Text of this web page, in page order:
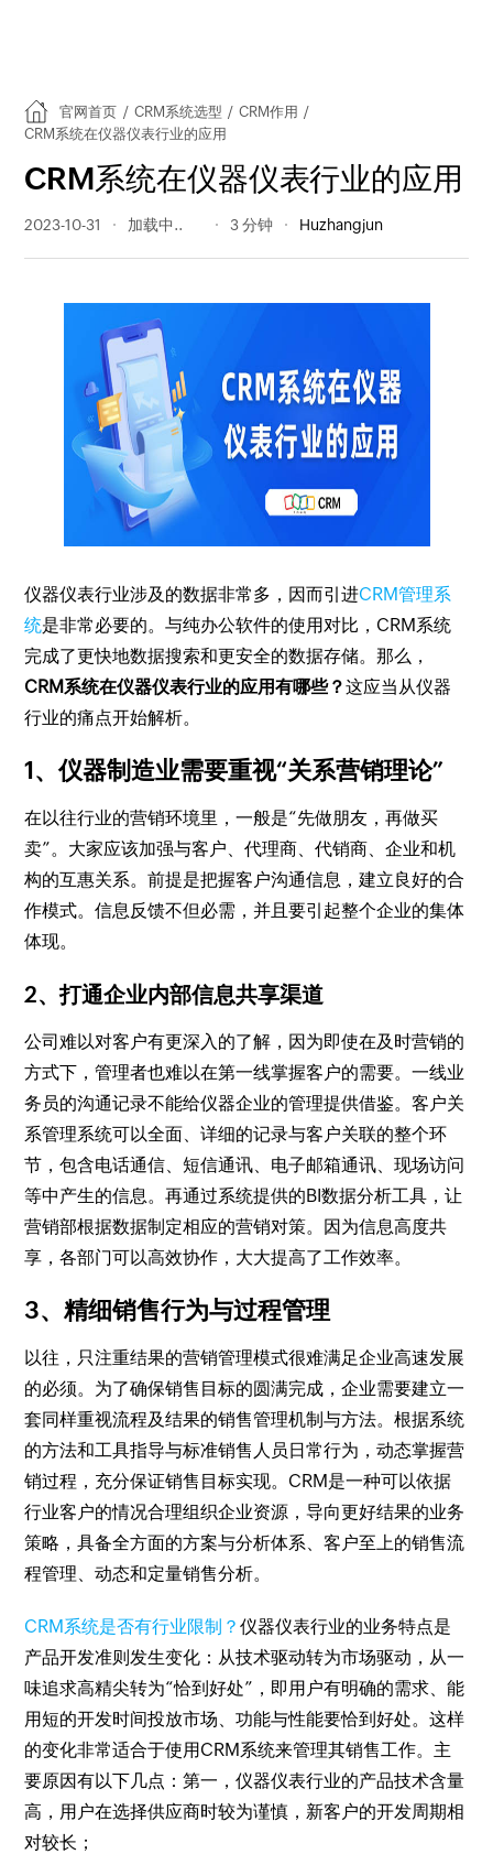
官网首页 / CRM系统选型 / CRM作用 /
CRM系统在仪器仪表行业的应用
CRM系统在仪器仪表行业的应用
2023-10-31 233 阅读量 3 分钟 Huzhangjun
仪器仪表行业涉及的数据非常多，因而引进CRM管理系
统是非常必要的。与纯办公软件的使用对比，CRM系统
完成了更快地数据搜索和更安全的数据存储。那么，
CRM系统在仪器仪表行业的应用有哪些？这应当从仪器
行业的痛点开始解析。
1、仪器制造业需要重视“关系营销理论”
在以往行业的营销环境里，一般是“先做朋友，再做买
卖”。大家应该加强与客户、代理商、代销商、企业和机
构的互惠关系。前提是把握客户沟通信息，建立良好的合
作模式。信息反馈不但必需，并且要引起整个企业的集体
体现。
2、打通企业内部信息共享渠道
公司难以对客户有更深入的了解，因为即使在及时营销的
方式下，管理者也难以在第一线掌握客户的需要。一线业
务员的沟通记录不能给仪器企业的管理提供借鉴。客户关
系管理系统可以全面、详细的记录与客户关联的整个环
节，包含电话通信、短信通讯、电子邮箱通讯、现场访问
等中产生的信息。再通过系统提供的BI数据分析工具，让
营销部根据数据制定相应的营销对策。因为信息高度共
享，各部门可以高效协作，大大提高了工作效率。
3、精细销售行为与过程管理
以往，只注重结果的营销管理模式很难满足企业高速发展
的必须。为了确保销售目标的圆满完成，企业需要建立一
套同样重视流程及结果的销售管理机制与方法。根据系统
的方法和工具指导与标准销售人员日常行为，动态掌握营
销过程，充分保证销售目标实现。CRM是一种可以依据
行业客户的情况合理组织企业资源，导向更好结果的业务
策略，具备全方面的方案与分析体系、客户至上的销售流
程管理、动态和定量销售分析。
CRM系统是否有行业限制？仪器仪表行业的业务特点是
产品开发准则发生变化：从技术驱动转为市场驱动，从一
味追求高精尖转为“恰到好处”，即用户有明确的需求、能
用短的开发时间投放市场、功能与性能要恰到好处。这样
的变化非常适合于使用CRM系统来管理其销售工作。主
要原因有以下几点：第一，仪器仪表行业的产品技术含量
高，用户在选择供应商时较为谨慎，新客户的开发周期相
对较长；